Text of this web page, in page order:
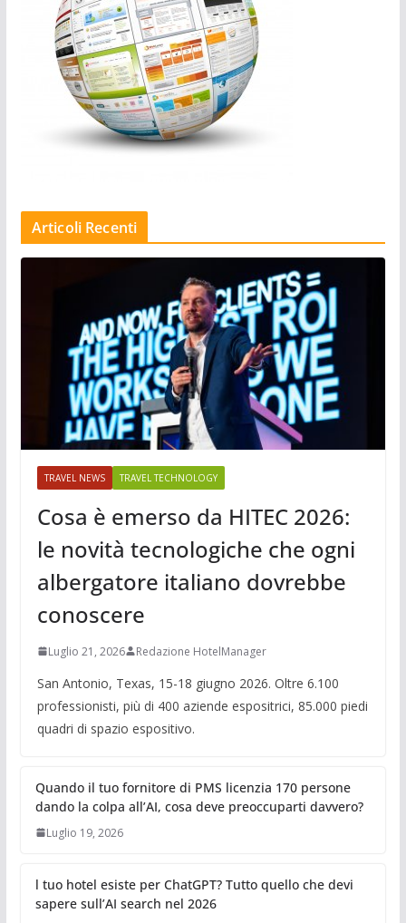
Articoli Recenti
TRAVEL NEWS TRAVEL TECHNOLOGY
Cosa è emerso da HITEC 2026:
le novità tecnologiche che ogni
albergatore italiano dovrebbe
conoscere
Luglio 21, 2026 Redazione HotelManager
San Antonio, Texas, 15-18 giugno 2026. Oltre 6.100
professionisti, più di 400 aziende espositrici, 85.000 piedi
quadri di spazio espositivo.
Quando il tuo fornitore di PMS licenzia 170 persone
dando la colpa all’AI, cosa deve preoccuparti davvero?
Luglio 19, 2026
l tuo hotel esiste per ChatGPT? Tutto quello che devi
sapere sull’AI search nel 2026